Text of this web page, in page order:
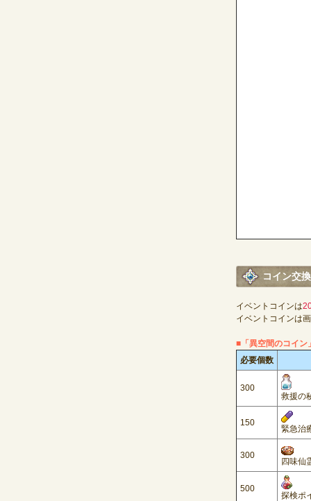
コイン交
イベントコインは
イベントコインは
■「異空間のコイン
必要個数
300
救援の
150
緊急治
300
四味仙
500
探検ポ